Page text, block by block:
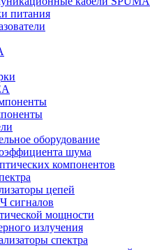
питания
оборудование
шума
компонентов
цепей
сигналов
мощности
излучения
спектра